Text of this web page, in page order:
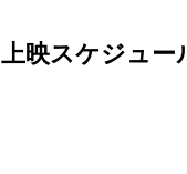
上映スケジュー